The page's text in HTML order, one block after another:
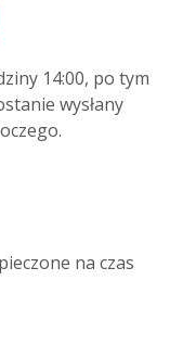
14:00, po tym
wysłany
na czas